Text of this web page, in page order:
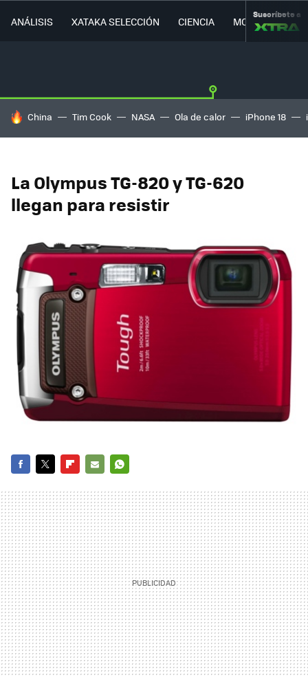
ANÁLISIS XATAKA SELECCIÓN CIENCIA MOVILIDAD
Suscríbete a
HOY SE HABLA DE
China Tim Cook NASA Ola de calor iPhone 18
La Olympus TG-820 y TG-620
llegan para resistir
MAIL